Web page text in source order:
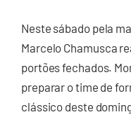
Neste sábado pela
Marcelo Chamusca
portões fechados.
preparar o time de
clássico deste